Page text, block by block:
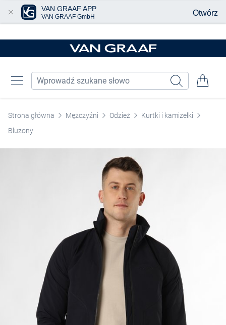
Strona główna Mężczyźni Odzież
Kurtki i kamizelki
Bluzony
VAN GRAAF APP
VAN GRAAF GmbH Otwórz